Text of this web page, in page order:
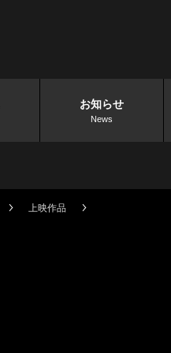
お知らせ
News
上映作品